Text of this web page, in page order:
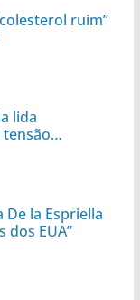
ruim”
lida
De la Espriella
dos EUA”